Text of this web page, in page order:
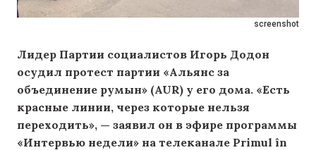
screenshot
Лидер Партии социалистов Игорь Додон
осудил протест партии «Альянс за
объединение румын» (AUR) у его дома. «Есть
красные линии, через которые нельзя
переходить», — заявил он в эфире программы
«Интервью недели» на телеканале Primul în